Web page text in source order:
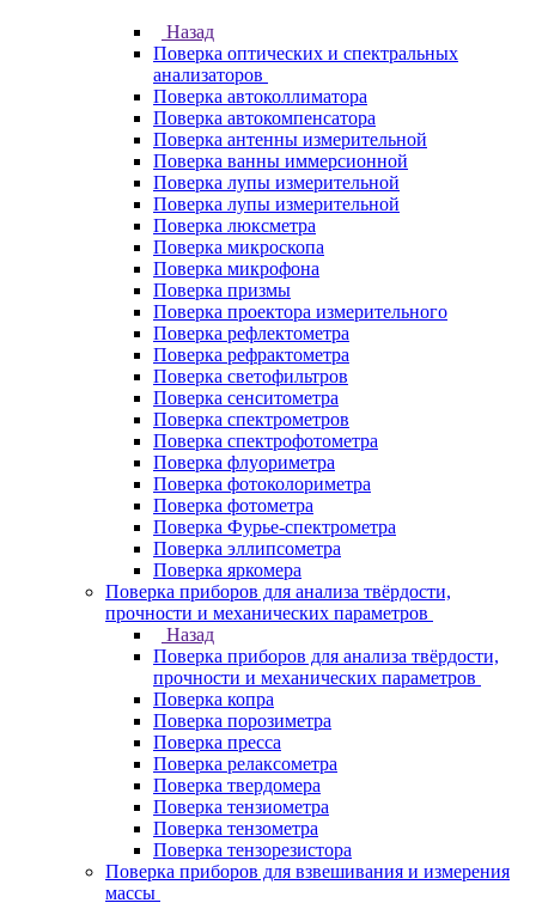
Назад
Поверка оптических и спектральных
анализаторов
Поверка автоколлиматора
Поверка автокомпенсатора
Поверка антенны измерительной
Поверка ванны иммерсионной
Поверка лупы измерительной
Поверка лупы измерительной
Поверка люксметра
Поверка микроскопа
Поверка микрофона
Поверка призмы
Поверка проектора измерительного
Поверка рефлектометра
Поверка рефрактометра
Поверка светофильтров
Поверка сенситометра
Поверка спектрометров
Поверка спектрофотометра
Поверка флуориметра
Поверка фотоколориметра
Поверка фотометра
Поверка Фурье-спектрометра
Поверка эллипсометра
Поверка яркомера
Поверка приборов для анализа твёрдости,
прочности и механических параметров
Назад
Поверка приборов для анализа твёрдости,
прочности и механических параметров
Поверка копра
Поверка порозиметра
Поверка пресса
Поверка релаксометра
Поверка твердомера
Поверка тензиометра
Поверка тензометра
Поверка тензорезистора
Поверка приборов для взвешивания и измерения
массы